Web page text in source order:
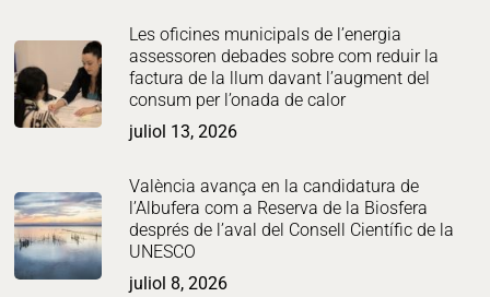
Les oficines municipals de l’energia
assessoren debades sobre com reduir la
factura de la llum davant l’augment del
consum per l’onada de calor
juliol 13, 2026
València avança en la candidatura de
l’Albufera com a Reserva de la Biosfera
després de l’aval del Consell Científic de la
UNESCO
juliol 8, 2026